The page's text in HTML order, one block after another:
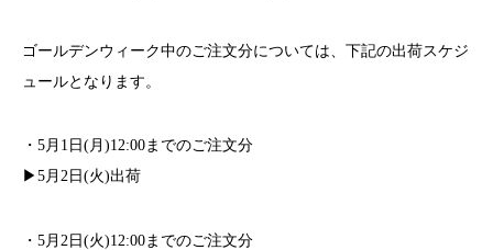
ゴールデンウィーク中のご注文分については、下記の出荷スケジ
ュールとなります。
・5月1日(月)12:00までのご注文分
▶︎5月2日(火)出荷
・5月2日(火)12:00までのご注文分